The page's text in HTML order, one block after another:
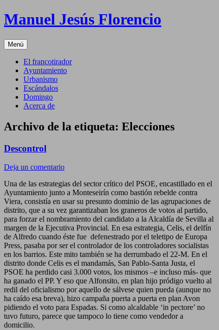
Saltar
al
Manuel Jesús Florencio
Menú
El francotirador
Ayuntamiento
Urbanismo
Escándalos
Domingo
Acerca de
Archivo de la etiqueta: Elecciones
Descontrol
Deja un comentario
Una de las estrategias del sector crítico del PSOE, encastillado en el
Ayuntamiento junto a Monteseirín como bastión rebelde contra
Viera, consistía en usar su presunto dominio de las agrupaciones de
distrito, que a su vez garantizaban los graneros de votos al partido,
para forzar el nombramiento del candidato a la Alcaldía de Sevilla al
margen de la Ejecutiva Provincial. En esa estrategia, Celis, el delfín
de Alfredo cuando éste fue defenestrado por el teletipo de Europa
Press, pasaba por ser el controlador de los controladores socialistas
en los barrios. Este mito también se ha derrumbado el 22-M. En el
distrito donde Celis es el mandamás, San Pablo-Santa Justa, el
PSOE ha perdido casi 3.000 votos, los mismos –e incluso más- que
ha ganado el PP. Y eso que Alfonsito, en plan hijo pródigo vuelto al
redil del oficialismo por aquello de sálvese quien pueda (aunque no
ha caído esa breva), hizo campaña puerta a puerta en plan Avon
pidiendo el voto para Espadas. Si como alcaldable ‘in pectore’ no
tuvo futuro, parece que tampoco lo tiene como vendedor a
domicilio.